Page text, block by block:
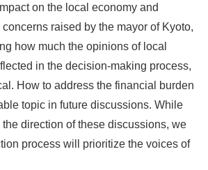
on the local economy and
raised by the mayor of Kyoto,
how much the opinions of local
in the decision-making process,
How to address the financial burden
topic in future discussions. While
direction of these discussions, we
process will prioritize the voices of